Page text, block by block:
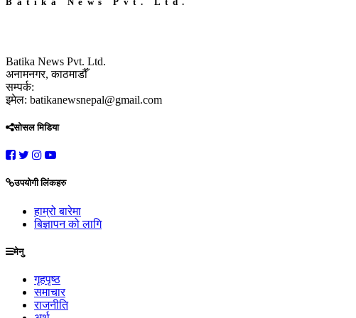
Batika News Pvt. Ltd.
अनामनगर, काठमाडौँ
सम्पर्क:
इमेल: batikanewsnepal@gmail.com
सोसल मिडिया
उपयोगी लिंकहरु
हाम्रो बारेमा
बिज्ञापन को लागि
मेनु
गृहपृष्ठ
समाचार
राजनीति